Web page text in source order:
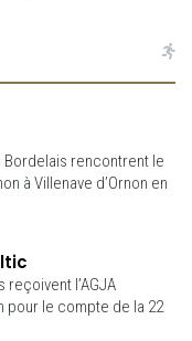
Bordelais rencontrent le
à Villenave d’Ornon en
l’AGJA
pour le compte de la 22